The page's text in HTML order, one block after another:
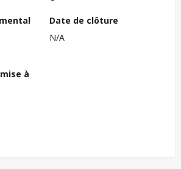
Date de clôture
N/A
à